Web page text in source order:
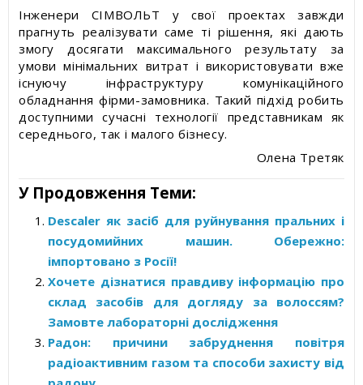
Інженери СІМВОЛЬТ у свої проектах завжди
прагнуть реалізувати саме ті рішення, які дають
змогу досягати максимального результату за
умови мінімальних витрат і використовувати вже
існуючу інфраструктуру комунікаційного
обладнання фірми-замовника. Такий підхід робить
доступними сучасні технології представникам як
середнього, так і малого бізнесу.
Олена Третяк
У Продовження Теми:
Descaler як засіб для руйнування пральних і
посудомийних машин. Обережно:
імпортовано з Росії!
Хочете дізнатися правдиву інформацію про
склад засобів для догляду за волоссям?
Замовте лабораторні дослідження
Радон: причини забруднення повітря
радіоактивним газом та способи захисту від